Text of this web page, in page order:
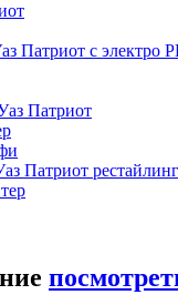
Патриот с электро
Патриот
Патриот